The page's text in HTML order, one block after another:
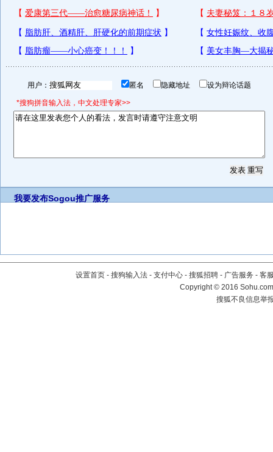
用户： 匿名 隐藏地址 设为辩论话题
*搜狗拼音输入法，中文处理专家>>
我要发布Sogou推广服务
设置首页 - 搜狗输入法 - 支付中心 - 搜狐招聘 - 广告服务 - 客
Copyright©2016
搜狐不良信息举